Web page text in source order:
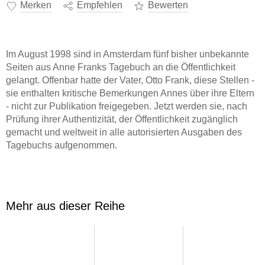
Merken Empfehlen Bewerten
Im August 1998 sind in Amsterdam fünf bisher unbekannte
Seiten aus Anne Franks Tagebuch an die Öffentlichkeit
gelangt. Offenbar hatte der Vater, Otto Frank, diese Stellen -
sie enthalten kritische Bemerkungen Annes über ihre Eltern
- nicht zur Publikation freigegeben. Jetzt werden sie, nach
Prüfung ihrer Authentizität, der Öffentlichkeit zugänglich
gemacht und weltweit in alle autorisierten Ausgaben des
Tagebuchs aufgenommen.
kam die im Auftrag des Niederländischen Staatlichen
Instituts für Kriegsdokumentation erarbeitete vollständige
Mehr aus dieser Reihe